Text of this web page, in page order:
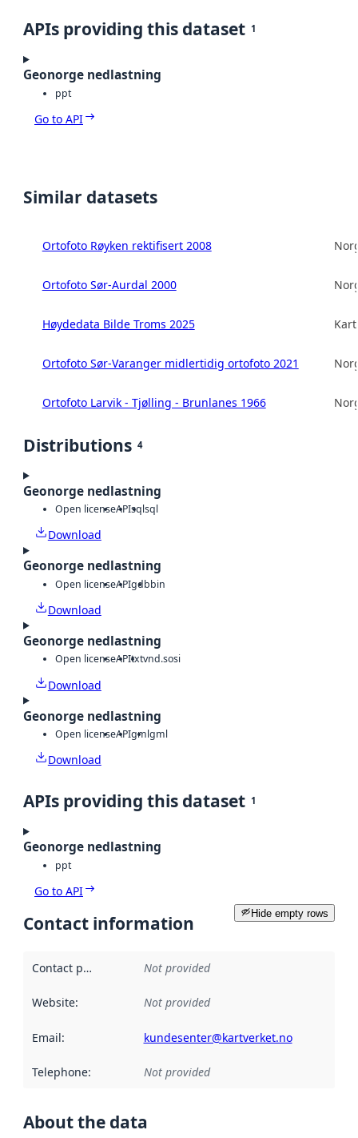
APIs providing this dataset 1
Geonorge nedlastning
ppt
Go to API
Similar datasets
Ortofoto Røyken rektifisert 2008
Ortofoto Sør-Aurdal 2000
Høydedata Bilde Troms 2025
Ortofoto Sør-Varanger midlertidig ortofoto 2021
Ortofoto Larvik - Tjølling - Brunlanes 1966
Distributions 4
Geonorge nedlastning
Open licenseAPIsqlsql
Download
Geonorge nedlastning
Open licenseAPIgdbbin
Download
Geonorge nedlastning
Open licenseAPItxtvnd.sosi
Download
Geonorge nedlastning
Open licenseAPIgmlgml
Download
APIs providing this dataset 1
Geonorge nedlastning
ppt
Go to API
Hide empty rows
Contact information
Contact point Not provided
Website: Not provided
Email: kundesenter@kartverket.no
Telephone: Not provided
About the data